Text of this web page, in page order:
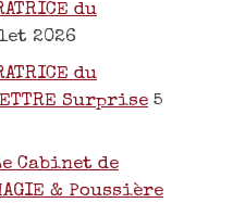
du
2026
du
Surprise 5
Le Cabinet de
& Poussière